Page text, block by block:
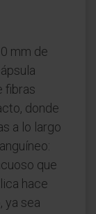
mm de
fibras
donde
a lo largo
que
hace
ya sea